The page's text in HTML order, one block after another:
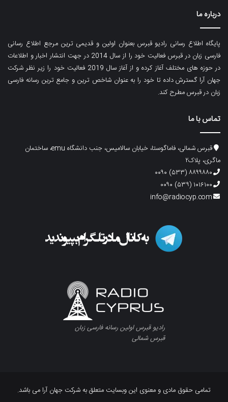
درباره ما
پایگاه اطلاع رسانی رادیو قبرس بعنوان اولین و قدیمی ترین مرجع اطلاع رسانی
فارسی زبان در قبرس فعالیت خود را از سال 2014 در جهت انتشار اخبار و اطلاعات
در حوزه های مختلف آغاز کرده و از آغاز سال 2019 فعالیت خود را زیر نظر شرکت
جهان آرا گسترش داده تا خود را به عنوان شاخص ترین و جامع ترین رسانه فارسی
زبان در قبرس مطرح کند.
تماس با ما
قبرس شمالی، فاماگوستا، خیابان سالامیس، جنب دانشگاه emu، ساختمان
ماگری، پلاک۲
۸۸۹۹۸۸۰ (۵۳۳) ۰۰۹۰
۱۰۱۶۱۰۰ (۵۳۹) ۰۰۹۰
info@radiocyp.com
رادیو قبرس اولین رسانه فارسی زبان
قبرس شمالی
تمامی حقوق مادی و معنوی این وبسایت متعلق به شرکت جهان آرا می باشد.